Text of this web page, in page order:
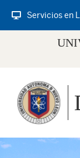
Servicios en